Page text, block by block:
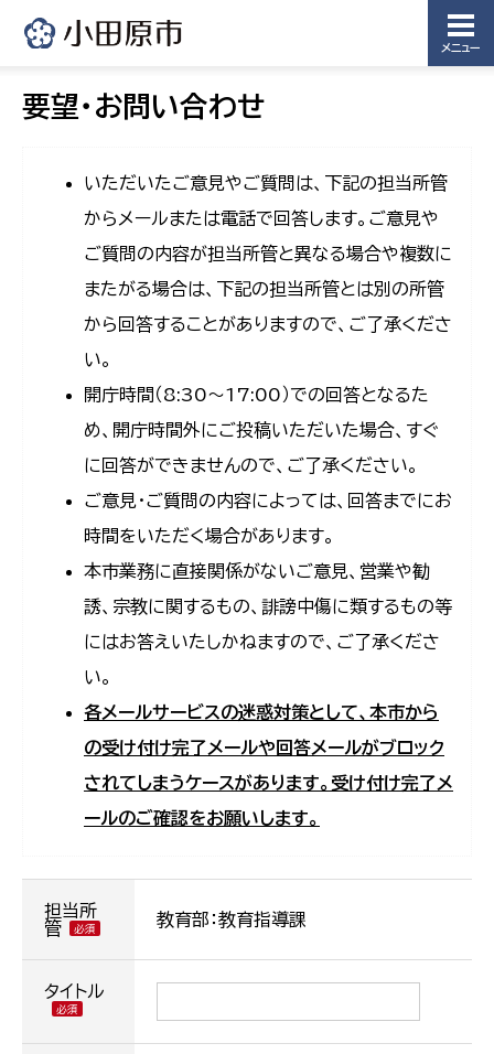
メニュー
要望・お問い合わせ
いただいたご意見やご質問は、下記の担当所管
からメールまたは電話で回答します。ご意見や
ご質問の内容が担当所管と異なる場合や複数に
またがる場合は、下記の担当所管とは別の所管
から回答することがありますので、ご了承くださ
い。
開庁時間（8:30〜17:00）での回答となるた
め、開庁時間外にご投稿いただいた場合、すぐ
に回答ができませんので、ご了承ください。
ご意見・ご質問の内容によっては、回答までにお
時間をいただく場合があります。
本市業務に直接関係がないご意見、営業や勧
誘、宗教に関するもの、誹謗中傷に類するもの等
にはお答えいたしかねますので、ご了承くださ
い。
各メールサービスの迷惑対策として、本市から
の受け付け完了メールや回答メールがブロック
されてしまうケースがあります。受け付け完了メ
ールのご確認をお願いします。
担当所
管
教育部：教育指導課
タイトル